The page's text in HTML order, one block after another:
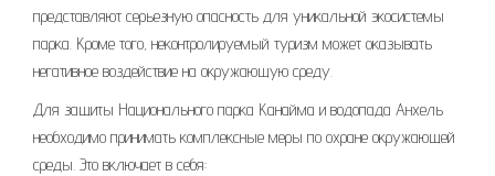
представляют серьезную опасность для уникальной экосистемы
парка. Кроме того, неконтролируемый туризм может оказывать
негативное воздействие на окружающую среду.
Для защиты Национального парка Канайма и водопада Анхель
необходимо принимать комплексные меры по охране окружающей
среды. Это включает в себя: